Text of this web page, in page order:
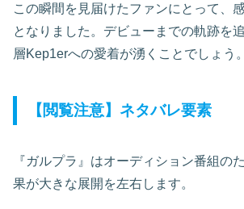
この瞬間を見届けたファンにとって、
となりました。デビューまでの軌跡を
層Kep1erへの愛着が湧くことでしょう。
【閲覧注意】ネタバレ要素
『ガルプラ』はオーディション番組の
果が大きな展開を左右します。